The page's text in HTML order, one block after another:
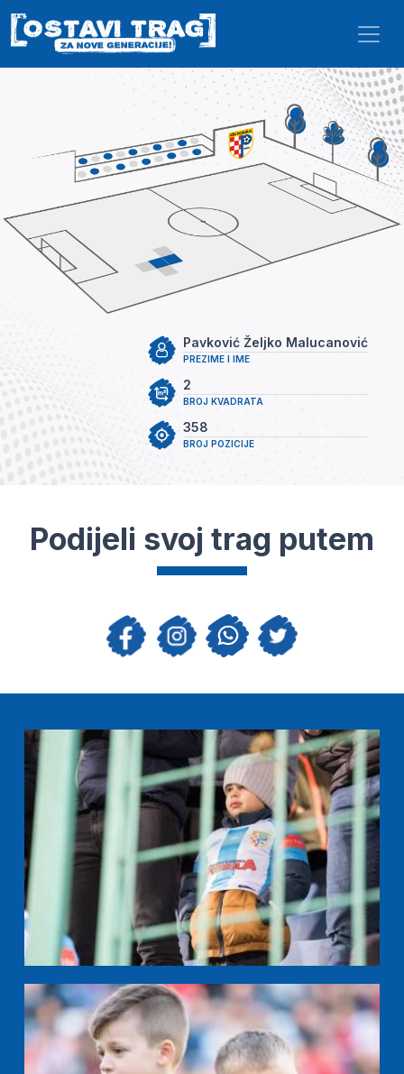
Skip to main content
PREZIME I IME
Pavković Željko Malucanović
BROJ KVADRATA
2
BROJ POZICIJE
358
Podijeli svoj trag putem